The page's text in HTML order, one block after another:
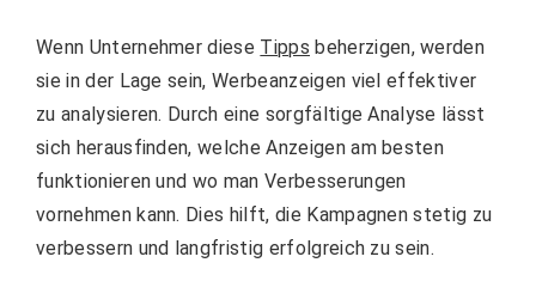
Wenn Unternehmer diese Tipps beherzigen, werden
sie in der Lage sein, Werbeanzeigen viel effektiver
zu analysieren. Durch eine sorgfältige Analyse lässt
sich herausfinden, welche Anzeigen am besten
funktionieren und wo man Verbesserungen
vornehmen kann. Dies hilft, die Kampagnen stetig zu
verbessern und langfristig erfolgreich zu sein.